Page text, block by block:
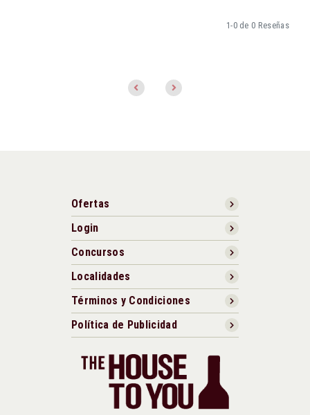
1-0 de 0 Reseñas
Ofertas
Login
Concursos
Localidades
Términos y Condiciones
Política de Publicidad